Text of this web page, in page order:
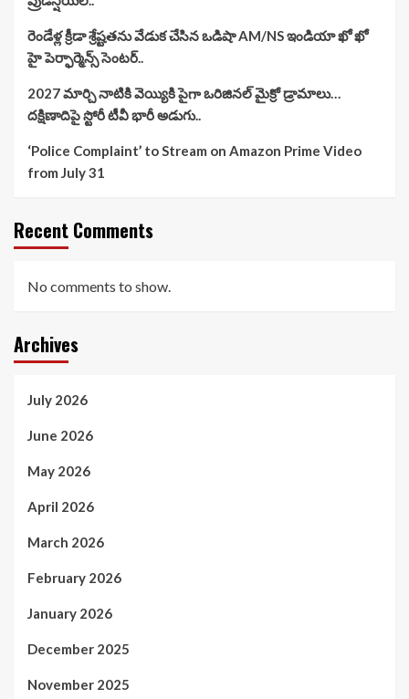
రెండేళ్ల క్రీడా శ్రేష్టతను వేడుక చేసిన ఒడిషా AM/NS ఇండియా ఖో ఖో
హై పెర్ఫార్మెన్స్ సెంటర్..
2027 మార్చి నాటికి వెయ్యికి పైగా ఒరిజినల్ మైక్రో డ్రామాలు…
దక్షిణాదిపై స్టోరీ టీవీ భారీ అడుగు..
‘Police Complaint’ to Stream on Amazon Prime Video
from July 31
Recent Comments
No comments to show.
Archives
July 2026
June 2026
May 2026
April 2026
March 2026
February 2026
January 2026
December 2025
November 2025